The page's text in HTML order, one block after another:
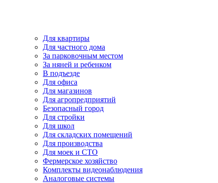
Для квартиры
Для частного дома
За парковочным местом
За няней и ребенком
В подъезде
Для офиса
Для магазинов
Для агропредприятий
Безопасный город
Для стройки
Для школ
Для складских помещений
Для производства
Для моек и СТО
Фермерское хозяйство
Комплекты видеонаблюдения
Аналоговые системы